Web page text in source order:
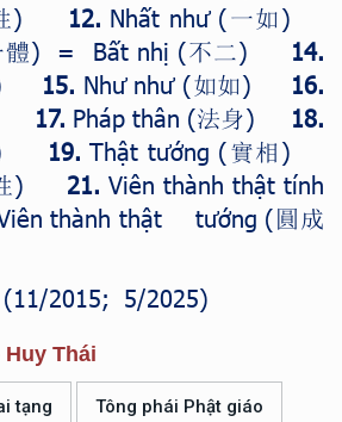
) 12. Nhất như ( 一如 )
體) = Bất nhị (不二) 14.
15. Như như (如如) 16.
17. Pháp thân (法身) 18.
19. Thật tướng ( 實相 )
) 21. Viên thành thật tính
thành thật tướng ( 圓成
(11/2015; 5/2025)
Huy Thái
tạng Tông phái Phật giáo